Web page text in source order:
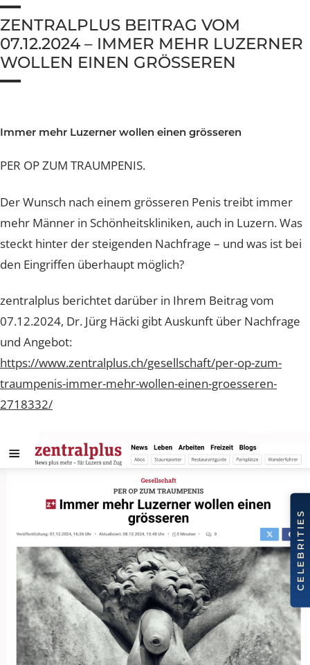
Brustverkleinerung
BreastExpert Brust Zweitmeinung
BreastCare+ Absicherung
Sculptra Body
CelluTreat
Faltenbehandlung Injections
Liquid Facelift
Hyaluron-Filler
Hylase
Aknenarben
Hautunregelmässigkeiten Laser
Laser Technologien
Whatsapp Community
Patientenstories
Lucerne Clinic Hautnah
ZENTRALPLUS BEITRAG VOM
07.12.2024 – IMMER MEHR
WOLLEN EINEN GRÖSSEREN
Der Wunsch nach einem grösseren Penis treibt immer
mehr Männer in Schönheitskliniken, auch in Luzern.
steckt hinter der steigenden Nachfrage – und was ist
den Eingriffen überhaupt möglich?
zentralplus berichtet darüber in Ihrem Beitrag vom
07.12.2024, Dr. Jürg Häcki gibt Auskunft über
und Angebot:
https://www.zentralplus.ch/gesellschaft/per-op-zum-
2718332/
Nachsorge und Heilung
Risiken
Preise
Celebrities
Nachsorge und Heilung
Risiken
Preise
Patientenstorys
Celebrities
Nachsorge und Heilung
Risiken
Preise
Nachsorge und Heilung
Risiken
Preise
Patientenstorys
Celebrities
Nachsorge und Heilung
Risiken
Preise
Patientenstorys
Preise